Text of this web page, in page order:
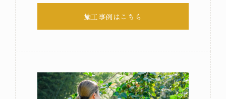
施工事例はこちら